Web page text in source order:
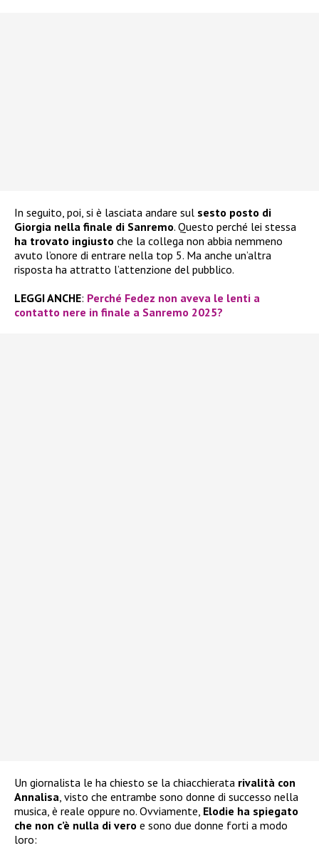
In seguito, poi, si è lasciata andare sul sesto posto di
Giorgia nella finale di Sanremo. Questo perché lei stessa
ha trovato ingiusto che la collega non abbia nemmeno
avuto l’onore di entrare nella top 5. Ma anche un’altra
risposta ha attratto l’attenzione del pubblico.
LEGGI ANCHE: Perché Fedez non aveva le lenti a
contatto nere in finale a Sanremo 2025?
Un giornalista le ha chiesto se la chiacchierata rivalità con
Annalisa, visto che entrambe sono donne di successo nella
musica, è reale oppure no. Ovviamente, Elodie ha spiegato
che non c’è nulla di vero e sono due donne forti a modo
loro: